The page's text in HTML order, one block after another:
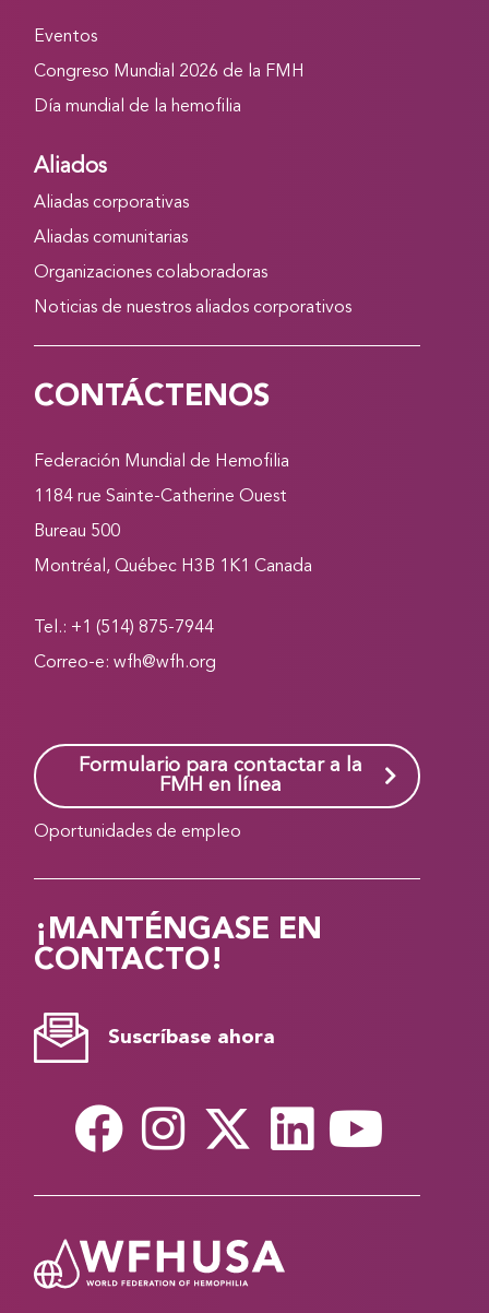
Eventos
Congreso Mundial 2026 de la FMH
Día mundial de la hemofilia
Aliados
Aliadas corporativas
Aliadas comunitarias
Organizaciones colaboradoras
Noticias de nuestros aliados corporativos
CONTÁCTENOS
Federación Mundial de Hemofilia
1184 rue Sainte-Catherine Ouest
Bureau 500
Montréal, Québec H3B 1K1 Canada
Tel.: +1 (514) 875-7944
Correo-e:wfh@wfh.org
Formulario para contactar a la
FMH en línea
Oportunidades de empleo
¡MANTÉNGASE EN
CONTACTO!
Suscríbase ahora